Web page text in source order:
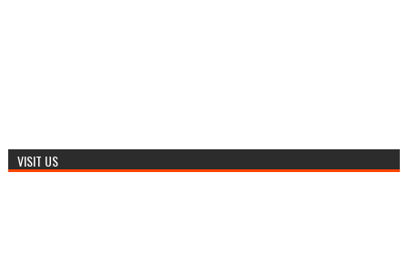
VISIT US